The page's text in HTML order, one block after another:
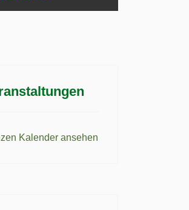
Kalender ansehen